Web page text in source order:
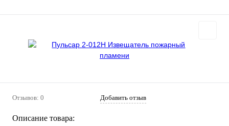
Отзывов: 0 Добавить отзыв
Описание товара: